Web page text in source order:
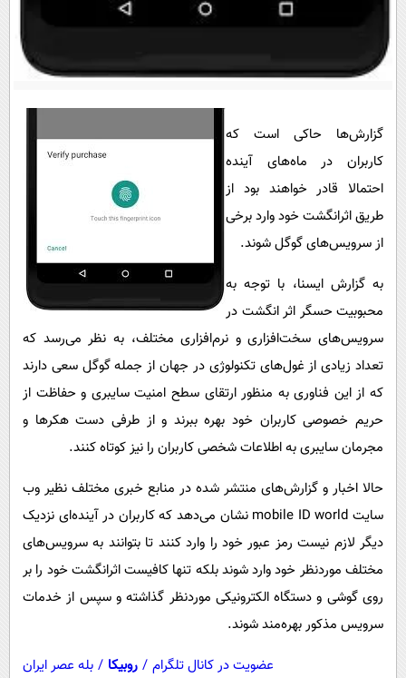
سرگرمی
گوناگون
حوادث
محیط زیست
حیات وحش
سیاست خارجی
پیامک
آشپزی
دانلود
گزارش‌ها حاکی است که
کاربران در ماه‌های آینده
احتمالا قادر خواهند بود از
طریق اثرانگشت خود وارد برخی
از سرویس‌های گوگل شوند.
به گزارش ایسنا، با توجه به
محبوبیت حسگر اثر انگشت در
سرویس‌های سخت‌افزاری و نرم‌افزاری مختلف، به نظر می‌رسد که
تعداد زیادی از غول‌های تکنولوژی در جهان از جمله گوگل سعی دارند
که از این فناوری به منظور ارتقای سطح امنیت سایبری و حفاظت از
حریم خصوصی کاربران خود بهره ببرند و از طرفی دست هکرها و
مجرمان سایبری به اطلاعات شخصی کاربران را نیز کوتاه کنند.
حالا اخبار و گزارش‌های منتشر شده در منابع خبری مختلف نظیر وب
سایت mobile ID world نشان می‌دهد که کاربران در آینده‌ای نزدیک
دیگر لازم نیست رمز عبور خود را وارد کنند تا بتوانند به سرویس‌های
مختلف موردنظر خود وارد شوند بلکه تنها کافیست اثرانگشت خود را بر
روی گوشی و دستگاه الکترونیکی موردنظر گذاشته و سپس از خدمات
سرویس مذکور بهره‌مند شوند.
عضویت در کانال تلگرام / روبیکا / بله عصر ایران